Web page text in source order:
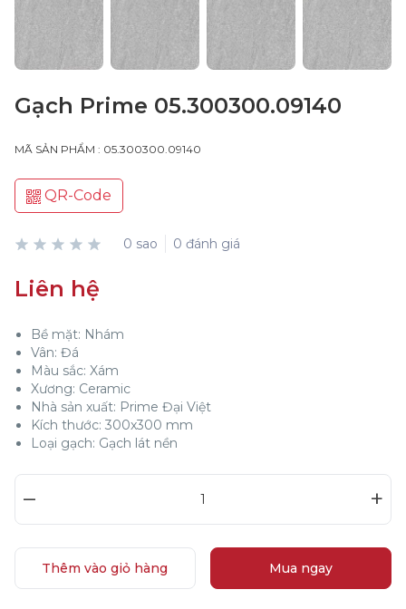
Gạch Prime 05.300300.09140
MÃ SẢN PHẨM : 05.300300.09140
QR-Code
0 sao 0 đánh giá
Liên hệ
Bề mặt: Nhám
Vân: Đá
Màu sắc: Xám
Xương: Ceramic
Nhà sản xuất: Prime Đại Việt
Kích thước: 300x300 mm
Loại gạch: Gạch lát nền
– +
Thêm vào giỏ hàng Mua ngay